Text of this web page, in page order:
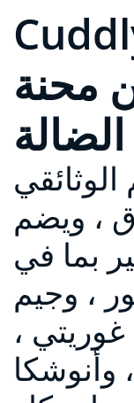
محنة
، ويضم
بما في
، وجيم
غوريتي ،
وأنوشكا